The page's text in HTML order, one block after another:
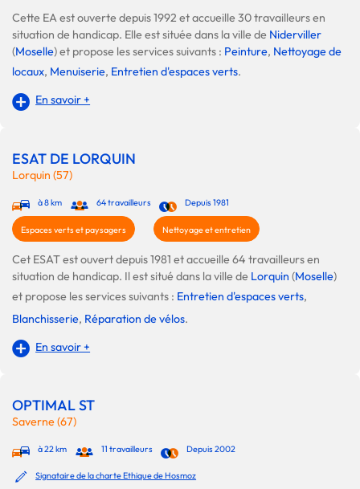
Cette EA est ouverte depuis 1992 et accueille 30 travailleurs en
situation de handicap. Elle est située dans la ville de Niderviller
(Moselle) et propose les services suivants : Peinture, Nettoyage de
locaux, Menuiserie, Entretien d'espaces verts.
En savoir +
ESAT DE LORQUIN
Lorquin (57)
à 8 km 64 travailleurs Depuis 1981
Espaces verts et paysagers Nettoyage et entretien
Cet ESAT est ouvert depuis 1981 et accueille 64 travailleurs en
situation de handicap. Il est situé dans la ville de Lorquin (Moselle)
et propose les services suivants : Entretien d'espaces verts,
Blanchisserie, Réparation de vélos.
En savoir +
OPTIMAL ST
Saverne (67)
à 22 km 11 travailleurs Depuis 2002
Signataire de la charte Ethique de Hosmoz